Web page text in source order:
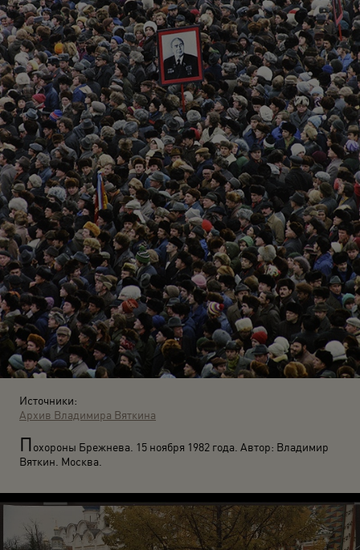
Источники:
Архив Владимира Вяткина
Похороны Брежнева. 15 ноября 1982 года. Автор: Владимир
Вяткин. Москва.